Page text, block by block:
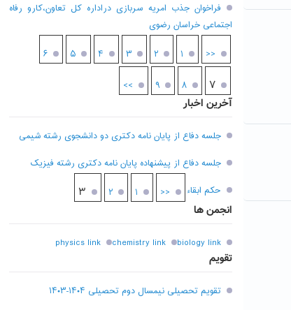
فراخوان جذب امریه سربازی دراداره کل تعاون،کارو رفاه
اجتماعی خراسان رضوی
<< ۱ ۲ ۳ ۴ ۵ ۶
۷ ۸ ۹ >>
آخرین اخبار
جلسه دفاع از پایان نامه دکتری دو دانشجوی رشته شیمی
جلسه دفاع از پیشنهاده پایان نامه دکتری رشته فیزیک
حکم ابقاء
<< ۱ ۲ ۳
انجمن ها
biology link
chemistry link
physics link
تقویم
تقویم تحصیلی نیمسال دوم تحصیلی ۱۴۰۴-۱۴۰۳